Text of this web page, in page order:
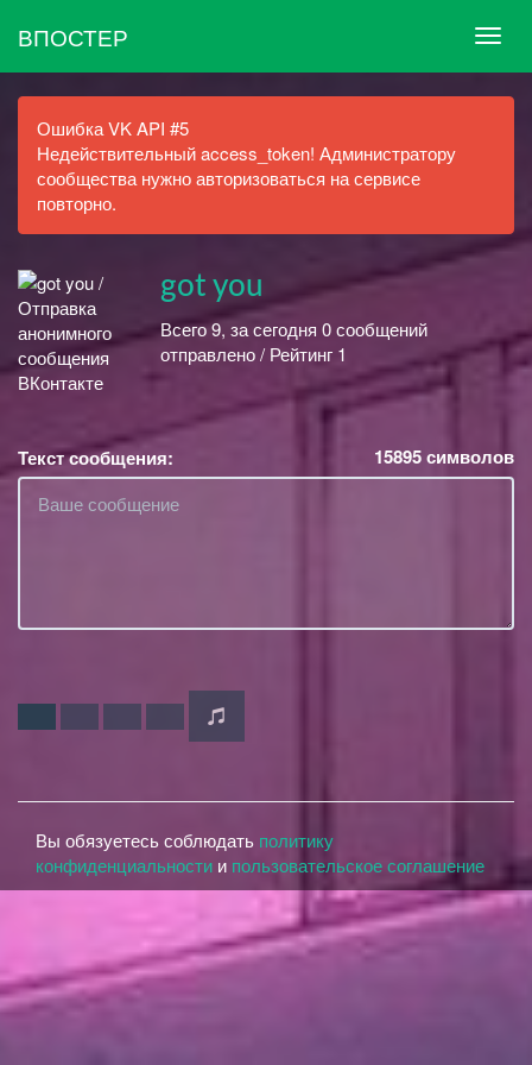
ВПОСТЕР
Ошибка VK API #5
Недействительный access_token! Администратору
сообщества нужно авторизоваться на сервисе
повторно.
got you
Всего 9, за сегодня 0 сообщений
отправлено / Рейтинг 1
Текст сообщения: 15895символов
Вы обязуетесь соблюдать политику
конфиденциальности и пользовательское соглашение